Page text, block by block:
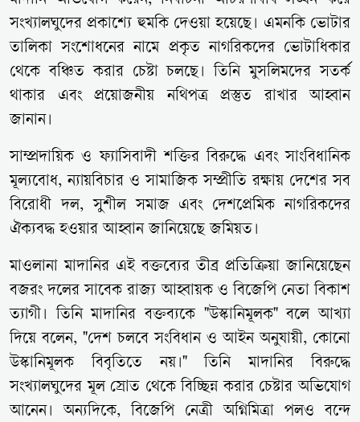
সংখ্যালঘুদের প্রকাশ্যে হুমকি দেওয়া হয়েছে। এমনকি ভোটার
তালিকা সংশোধনের নামে প্রকৃত নাগরিকদের ভোটাধিকার
থেকে বঞ্চিত করার চেষ্টা চলছে। তিনি মুসলিমদের সতর্ক
থাকার এবং প্রয়োজনীয় নথিপত্র প্রস্তুত রাখার আহ্বান
জানান।
সাম্প্রদায়িক ও ফ্যাসিবাদী শক্তির বিরুদ্ধে এবং সাংবিধানিক
মূল্যবোধ, ন্যায়বিচার ও সামাজিক সম্প্রীতি রক্ষায় দেশের সব
বিরোধী দল, সুশীল সমাজ এবং দেশপ্রেমিক নাগরিকদের
ঐক্যবদ্ধ হওয়ার আহ্বান জানিয়েছে জমিয়ত।
মাওলানা মাদানির এই বক্তব্যের তীব্র প্রতিক্রিয়া জানিয়েছেন
বজরং দলের সাবেক রাজ্য আহ্বায়ক ও বিজেপি নেতা বিকাশ
ত্যাগী। তিনি মাদানির বক্তব্যকে "উস্কানিমূলক" বলে আখ্যা
দিয়ে বলেন, "দেশ চলবে সংবিধান ও আইন অনুযায়ী, কোনো
উস্কানিমূলক বিবৃতিতে নয়।" তিনি মাদানির বিরুদ্ধে
সংখ্যালঘুদের মূল স্রোত থেকে বিচ্ছিন্ন করার চেষ্টার অভিযোগ
আনেন। অন্যদিকে, বিজেপি নেত্রী অগ্নিমিত্রা পলও বন্দে